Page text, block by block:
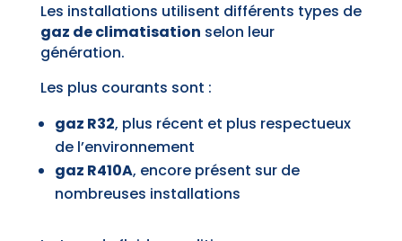
Les installations utilisent différents types de
gaz de climatisation selon leur
génération.
Les plus courants sont :
gaz R32, plus récent et plus respectueux
de l’environnement
gaz R410A, encore présent sur de
nombreuses installations